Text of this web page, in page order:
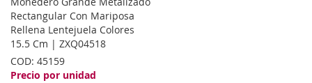
la
lista
de
deseos
Rectangular Con Mariposa
Rellena Lentejuela Colores
15.5 Cm | ZXQ04518
COD: 45159
Precio por unidad